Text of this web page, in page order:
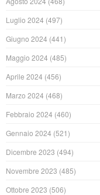
Luglio 2024 (497)
Giugno 2024 (441)
Maggio 2024 (485)
Aprile 2024 (456)
Marzo 2024 (468)
Febbraio 2024 (460)
Gennaio 2024 (521)
Dicembre 2023 (494)
Novembre 2023 (485)
Ottobre 2023 (506)